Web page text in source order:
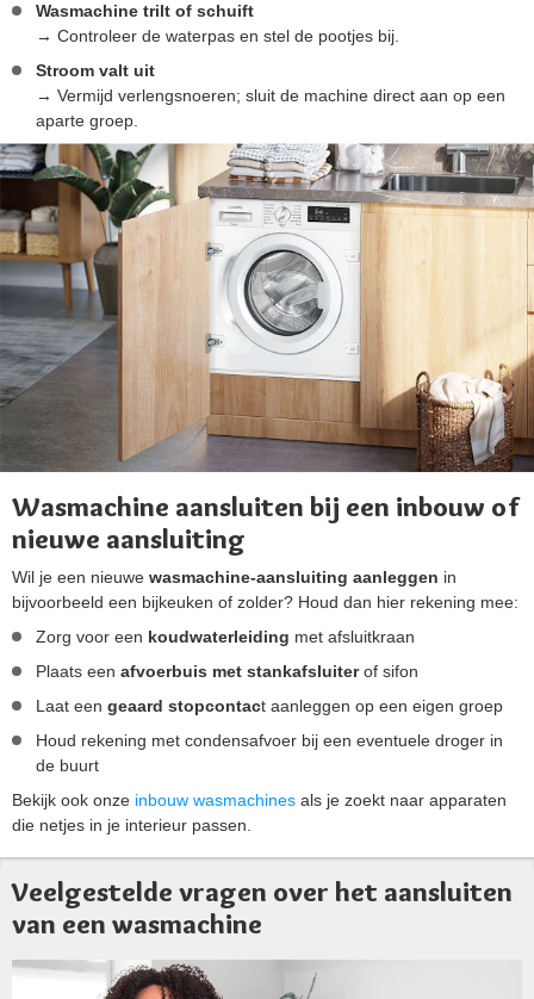
Wasmachine trilt of schuift
→ Controleer de waterpas en stel de pootjes bij.
Stroom valt uit
→ Vermijd verlengsnoeren; sluit de machine direct aan op een
aparte groep.
Wasmachine aansluiten bij een inbouw of
nieuwe aansluiting
Wil je een nieuwe wasmachine-aansluiting aanleggen in
bijvoorbeeld een bijkeuken of zolder? Houd dan hier rekening mee:
Zorg voor een koudwaterleiding met afsluitkraan
Plaats een afvoerbuis met stankafsluiterof sifon
Laat een geaard stopcontact aanleggen op een eigen groep
Houd rekening met condensafvoer bij een eventuele droger in
de buurt
Bekijk ook onze inbouw wasmachines als je zoekt naar apparaten
die netjes in je interieur passen.
Veelgestelde vragen over het aansluiten
van een wasmachine